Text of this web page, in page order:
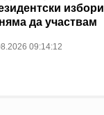
избори
да участвам
09:14:12